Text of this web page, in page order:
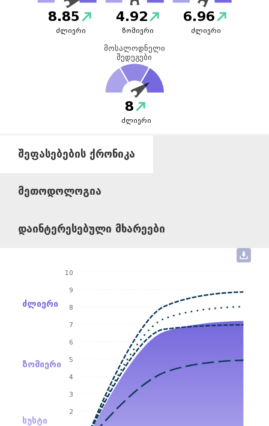
8.85
ძლიერი
4.92
ზომიერი
6.96
ძლიერი
მოსალოდნელი
შედეგები
8
ძლიერი
ᲨᲔᲤᲐᲡᲔᲑᲔᲑᲘᲡ ᲥᲠᲝᲜᲘᲙᲐ
ᲛᲔᲗᲝᲓᲝᲚᲝᲒᲘᲐ
ᲓᲐᲘᲜᲢᲔᲠᲔᲡᲔᲑᲣᲚᲘ ᲛᲮᲐᲠᲔᲔᲑᲘ
სუსტი
ზომიერი
ძლიერი
2
3
4
5
6
7
8
9
10